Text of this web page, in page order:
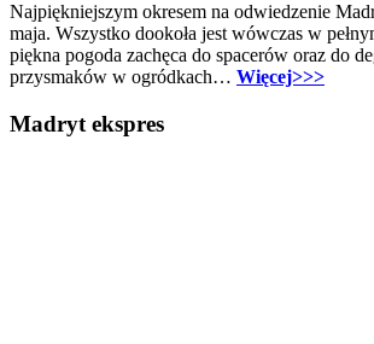
Najpiękniejszym okresem na odwiedzenie
maja. Wszystko dookoła jest wówczas w
piękna pogoda zachęca do spacerów oraz do
przysmaków w ogródkach… Więcej>>>
Madryt ekspres